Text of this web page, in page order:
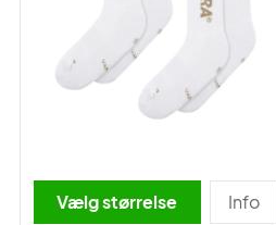
Vælg størrelse Info